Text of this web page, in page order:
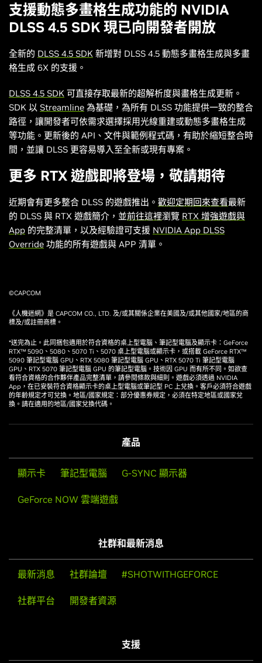
支援動態多畫格生成功能的 NVIDIA
DLSS 4.5 SDK 現已向開發者開放
全新的 DLSS 4.5 SDK 新增對 DLSS 4.5 動態多畫格生成與多畫
格生成 6X 的支援。
DLSS 4.5 SDK 可直接存取最新的超解析度與畫格生成更新。
SDK 以 Streamline 為基礎，為所有 DLSS 功能提供一致的整合
路徑，讓開發者可依需求選擇採用光線重建或動態多畫格生成
等功能。更新後的 API、文件與範例程式碼，有助於縮短整合時
間，並讓 DLSS 更容易導入至全新或現有專案。
更多 RTX 遊戲即將登場，敬請期待
近期會有更多整合 DLSS 的遊戲推出。 歡迎定期回來查看最新
的 DLSS 與 RTX 遊戲簡介，並前往這裡瀏覽 RTX 增強遊戲與
App 的完整清單，以及經驗證可支援 NVIDIA App DLSS
Override 功能的所有遊戲與 APP 清單。
©CAPCOM
《人機迷網》是 CAPCOM CO., LTD. 及/或其關係企業在美國及/或其他國家/地區的商
標及/或註冊商標。
*送完為止。此同捆包適用於符合資格的桌上型電腦、筆記型電腦及顯示卡：GeForce
RTX™ 5090、5080、5070 Ti、5070 桌上型電腦或顯示卡，或搭載 GeForce RTX™
5090 筆記型電腦 GPU、RTX 5080 筆記型電腦 GPU、RTX 5070 Ti 筆記型電腦
GPU、RTX 5070 筆記型電腦 GPU 的筆記型電腦。技術因 GPU 而有所不同。如欲查
看符合資格的合作夥伴產品完整清單，請參閱條款與細則。遊戲必須透過 NVIDIA
App，在已安裝符合資格顯示卡的桌上型電腦或筆記型 PC 上兌換。客戶必須符合遊戲
的年齡規定才可兌換。地區/國家規定：部分優惠券規定，必須在特定地區或國家兌
換。請在適用的地區/國家兌換代碼。
產品
顯示卡 筆記型電腦 G-SYNC 顯示器
GeForce NOW 雲端遊戲
社群和最新消息
最新消息 社群論壇 #SHOTWITHGEFORCE
社群平台 開發者資源
支援